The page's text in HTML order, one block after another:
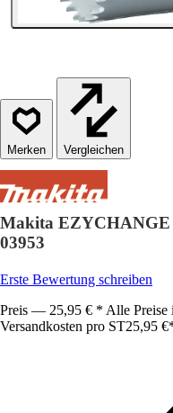
Vergleichen
Makita EZYCHANGE
03953
Erste Bewertung schreiben
Preis — 25,95 € * Alle Preise
Versandkosten pro ST25,95 €